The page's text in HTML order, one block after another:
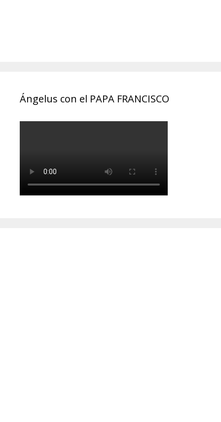
Ángelus con el PAPA FRANCISCO